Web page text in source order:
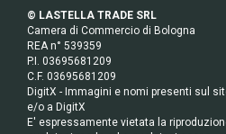
© LASTELLA TRADE SRL
Camera di Commercio di Bologna
REA n° 539359
P.I. 03695681209
C.F. 03695681209
DigitX - Immagini e nomi presenti sul
e/o a DigitX
E' espressamente vietata la